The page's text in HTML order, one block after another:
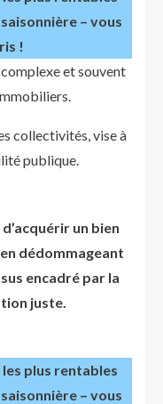
– vous
!
et souvent
collectivités, vise à
publique.
un bien
dédommageant
encadré par la
juste.
plus rentables
– vous